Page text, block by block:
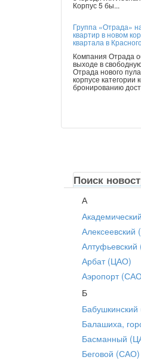
Корпус 5 бы...
Группа «Отрада»
квартир в новом
квартала в
Компания Отрада
выходе в
Отрада нового
корпусе категории
бронированию
Поиск
А
Арбат (ЦАО)
Аэропорт
Б
Балашиха,
Басманный
Беговой (САО)